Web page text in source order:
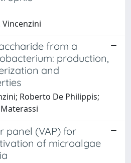
Vincenzini
from a
production,
and
Roberto De Philippis;
panel (VAP) for
of microalgae